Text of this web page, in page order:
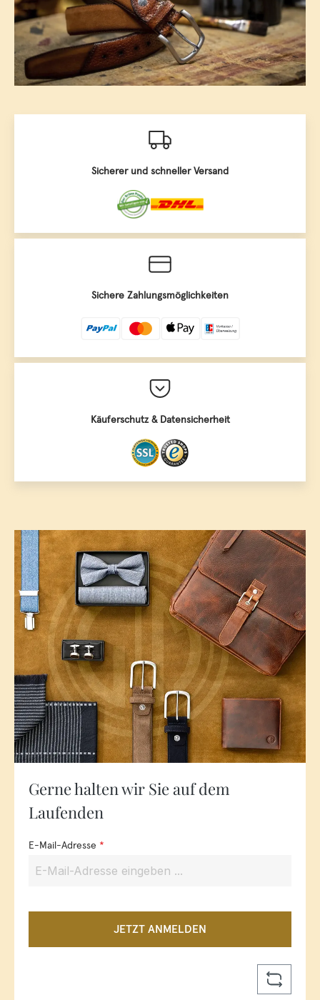
Sicherer und schneller Versand
Sichere Zahlungsmöglichkeiten
Käuferschutz & Datensicherheit
Gerne halten wir Sie auf dem
Laufenden
E-Mail-Adresse *
JETZT ANMELDEN